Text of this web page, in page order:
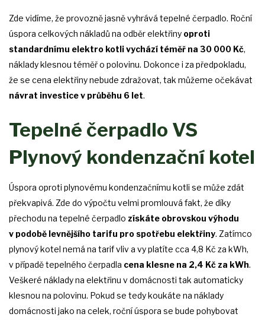
Zde vidíme, že provozně jasně vyhrává tepelné čerpadlo. Roční
úspora celkových nákladů na odběr elektřiny oproti
standardnímu elektro kotli vychází téměř na 30 000 Kč,
náklady klesnou téměř o polovinu. Dokonce i za předpokladu,
že se cena elektřiny nebude zdražovat, tak můžeme očekávat
návrat investice v průběhu 6 let.
Tepelné čerpadlo VS
Plynový kondenzační kotel
Úspora oproti plynovému kondenzačnímu kotli se může zdát
překvapivá. Zde do výpočtu velmi promlouvá fakt, že díky
přechodu na tepelné čerpadlo získáte obrovskou výhodu
v podobě levnějšího tarifu pro spotřebu elektřiny. Zatímco
plynový kotel nemá na tarif vliv a vy platíte cca 4,8 Kč za kWh,
v případě tepelného čerpadla cena klesne na 2,4 Kč za kWh.
Veškeré náklady na elektřinu v domácnosti tak automaticky
klesnou na polovinu. Pokud se tedy koukáte na náklady
domácnosti jako na celek, roční úspora se bude pohybovat